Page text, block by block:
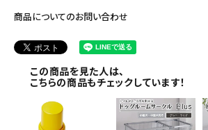
商品についてのお問い合わせ
この商品を見た人は、
こちらの商品もチェックしています！